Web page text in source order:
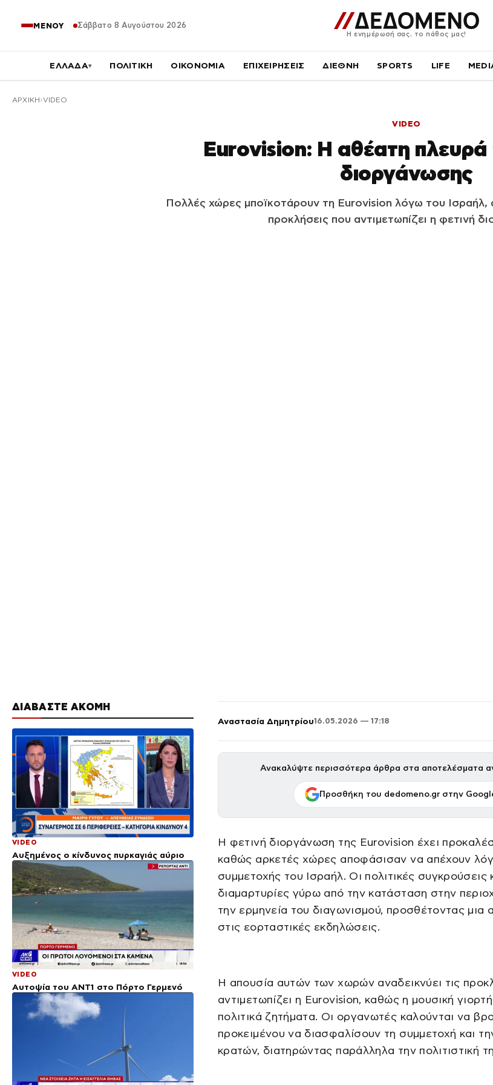
ΜΕΝΟΥ Σάββατο 8 Αυγούστου 2026
Η ενημέρωσή σας, το πάθος μας!
ΕΛΛΑΔΑ▾ ΠΟΛΙΤΙΚΗ ΟΙΚΟΝΟΜΙΑ ΕΠΙΧΕΙΡΗΣΕΙΣ ΔΙΕΘΝΗ SPORTS LIFE
ΑΡΧΙΚΉ VIDEO
VIDEO
Eurovision: Η αθέατη πλευρά
διοργάνωσης
Πολλές χώρες μποϊκοτάρουν τη Eurovision λόγω του Ισραήλ,
προκλήσεις που αντιμετωπίζει η φετινή
ΔΙΑΒΑΣΤΕ ΑΚΟΜΗ
VIDEO
Αυξημένος ο κίνδυνος πυρκαγιάς αύριο
VIDEO
Αυτοψία του ΑΝΤ1 στο Πόρτο Γερμενό
Αναστασία Δημητρίου16.05.2026 — 17:18
Ανακαλύψτε περισσότερα άρθρα στα αποτελέσματα
Προσθήκη του dedomeno.gr στην
Η φετινή διοργάνωση της Eurovision έχει
καθώς αρκετές χώρες αποφάσισαν να απέχουν
συμμετοχής του Ισραήλ. Οι πολιτικές συγκρούσεις
διαμαρτυρίες γύρω από την κατάσταση στην
την ερμηνεία του διαγωνισμού, προσθέτοντας μια
στις εορταστικές εκδηλώσεις.
Η απουσία αυτών των χωρών αναδεικνύει τις
αντιμετωπίζει η Eurovision, καθώς η μουσική
πολιτικά ζητήματα. Οι οργανωτές καλούνται να
προκειμένου να διασφαλίσουν τη συμμετοχή και
κρατών, διατηρώντας παράλληλα την πολιτιστική